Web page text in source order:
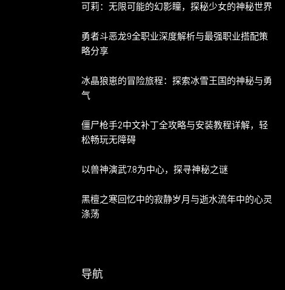
可莉：无限可能的幻影瞳，探秘少女的神秘世界
勇者斗恶龙9全职业深度解析与最强职业搭配策
略分享
冰晶狼崽的冒险旅程：探索冰雪王国的神秘与勇
气
僵尸枪手2中文补丁全攻略与安装教程详解，轻
松畅玩无障碍
以兽神演武7.8为中心，探寻神秘之谜
黑檀之寒回忆中的寂静岁月与逝水流年中的心灵
涤荡
导航